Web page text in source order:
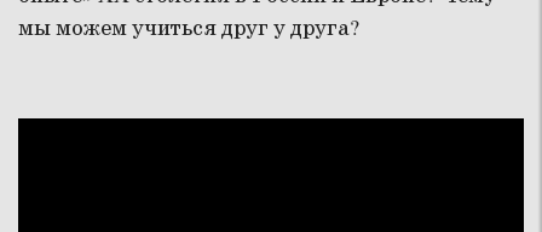
мы можем учиться друг у друга?